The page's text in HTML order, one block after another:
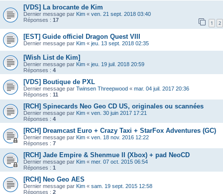
[VDS] La brocante de Kim
Dernier message par Kim « ven. 21 sept. 2018 03:40
Réponses : 17 1 2
[EST] Guide officiel Dragon Quest VIII
Dernier message par Kim « jeu. 13 sept. 2018 02:35
[Wish List de Kim]
Dernier message par Kim « jeu. 19 juil. 2018 20:59
Réponses : 4
[VDS] Boutique de PXL
Dernier message par Twinsen Threepwood « mar. 04 juil. 2017 20:36
Réponses : 11
[RCH] Spinecards Neo Geo CD US, originales ou scannées
Dernier message par Kim « ven. 30 juin 2017 17:21
Réponses : 4
[RCH] Dreamcast Euro + Crazy Taxi + StarFox Adventures (GC)
Dernier message par Kim « ven. 18 nov. 2016 12:22
Réponses : 7
[RCH] Jade Empire & Shenmue II (Xbox) + pad NeoCD
Dernier message par Kim « mer. 07 oct. 2015 06:54
Réponses : 1
[RCH] Neo Geo AES
Dernier message par Kim « sam. 19 sept. 2015 12:58
Réponses : 2